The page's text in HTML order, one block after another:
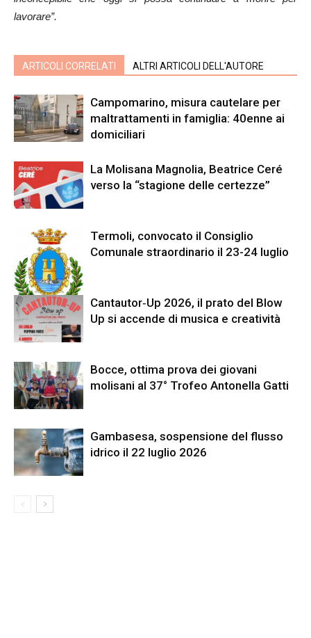
lavorare”.
ARTICOLI CORRELATI ALTRI ARTICOLI DELL'AUTORE
Campomarino, misura cautelare per
maltrattamenti in famiglia: 40enne ai
domiciliari
La Molisana Magnolia, Beatrice Ceré
verso la “stagione delle certezze”
Termoli, convocato il Consiglio
Comunale straordinario il 23-24 luglio
Cantautor‑Up 2026, il prato del Blow
Up si accende di musica e creatività
Bocce, ottima prova dei giovani
molisani al 37° Trofeo Antonella Gatti
Gambasesa, sospensione del flusso
idrico il 22 luglio 2026